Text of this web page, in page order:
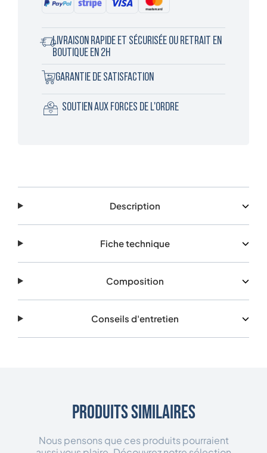
LIVRAISON RAPIDE ET SÉCURISÉE OU RETRAIT EN
BOUTIQUE EN 2H
GARANTIE DE SATISFACTION
SOUTIEN AUX FORCES DE L'ORDRE
Description
Fiche technique
Composition
Conseils d'entretien
Produits similaires
Nous pensons que ces produits pourraient